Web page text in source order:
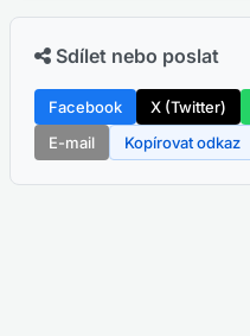
Sdílet nebo poslat
Facebook X (Twitter)
E-mail
Kopírovat odkaz